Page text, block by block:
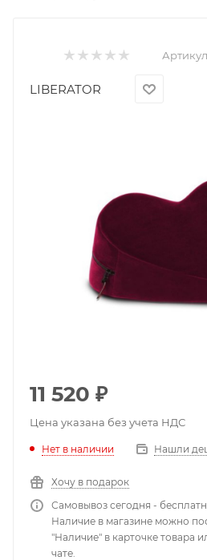
LIBERATOR
11 520 ₽
Цена указана без учета НДС
Нет в наличии Нашли
Хочу в подарок
Самовывоз сегодня -
Наличие в магазине можно
"Наличие" в карточке товара
чате.